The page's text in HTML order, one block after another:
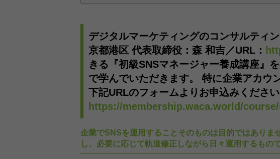
デジタルマーケティングのコンサルティ
京都港区 代表取締役：森 和吉／URL：
きる『初級SNSマネージャー養成講座』
で学んでいただきます。 特に企業アカウ
下記URLのフォームよりお申込みください
https://membership.waca.world/
企業でSNSを運用することそのものは目的ではあり
し、必要に応じて軌道修正しながら日々運用するもので